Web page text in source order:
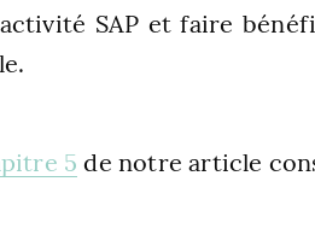
SAP et faire
5 de notre article